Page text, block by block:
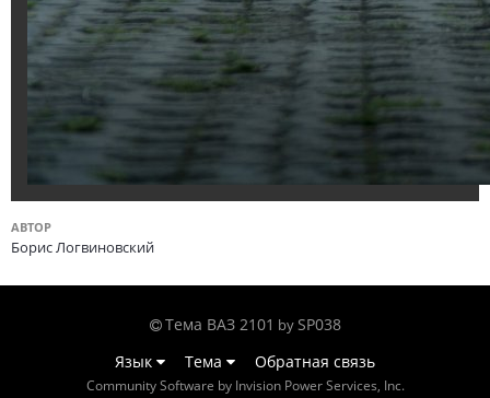
АВТОР
Борис Логвиновский
Тема ВАЗ 2101 by SP038
Язык
Тема Обратная связь
Community Software by Invision Power Services, Inc.